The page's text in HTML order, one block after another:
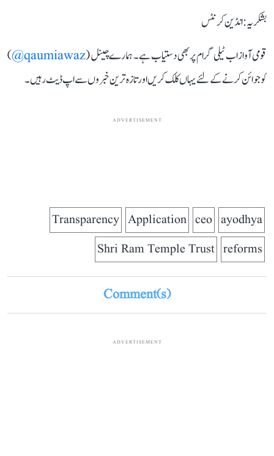
بشکریہ: انڈین کرنٹس
قومی آواز اب ٹیلی گرام پر بھی دستیاب ہے۔ ہمارے چینل (qaumiawaz@
)
کو جوائن کرنے کے لئے یہاں کلک کریں اور تازہ ترین خبروں سے اپ ڈیٹ رہیں۔
ADVERTISEMENT
ayodhya
ceo
Application
Transparency
reforms
Shri Ram Temple Trust
Comment(s)
ADVERTISEMENT